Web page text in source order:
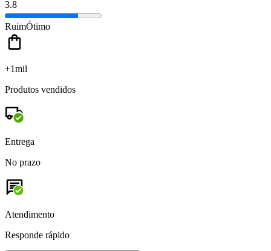
3.8
RuimÓtimo
+1mil
Produtos vendidos
Entrega
No prazo
Atendimento
Responde rápido